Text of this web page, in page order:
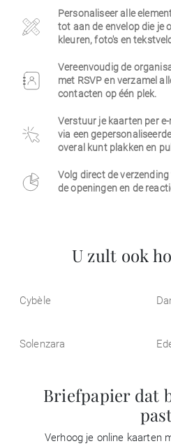
Personaliseer alle
tot aan de envelop die je
kleuren, foto's en
Vereenvoudig de
met RSVP en verzamel
contacten op één plek.
Verstuur je kaarten per
via een
overal kunt plakken en
Volg direct de
de openingen en de
U zult ook
Cybèle
Solenzara
Briefpapier dat
Verhoog je online kaarten